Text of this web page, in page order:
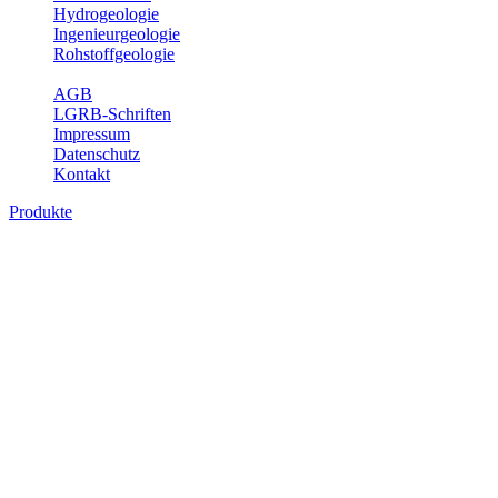
Hydrogeologie
Ingenieurgeologie
Rohstoffgeologie
AGB
LGRB-Schriften
Impressum
Datenschutz
Kontakt
Produkte